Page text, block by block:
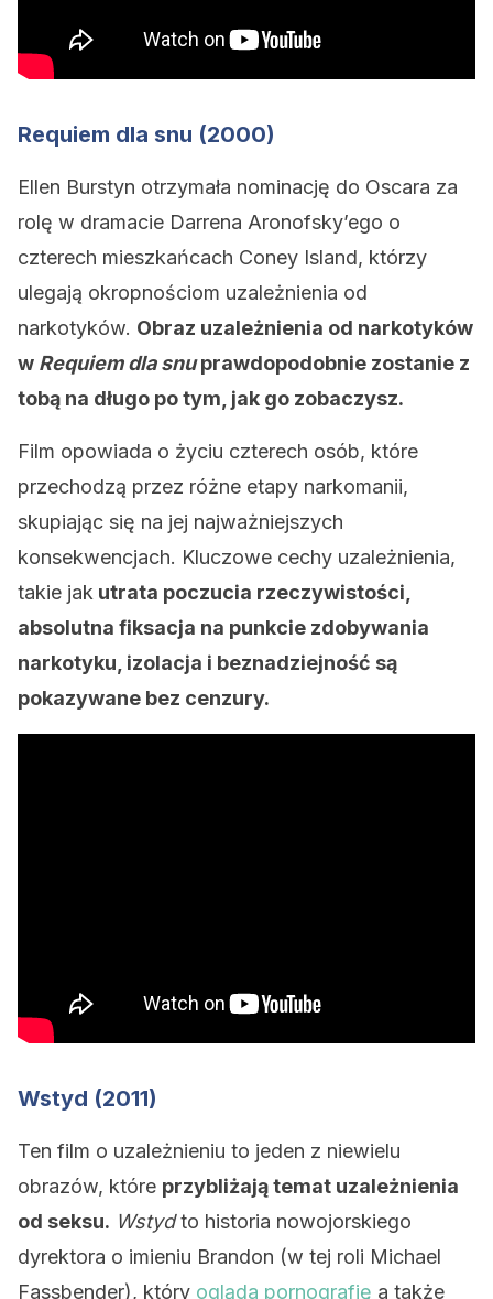
Requiem dla snu (2000)
Ellen Burstyn otrzymała nominację do Oscara za
rolę w dramacie Darrena Aronofsky’ego o
czterech mieszkańcach Coney Island, którzy
ulegają okropnościom uzależnienia od
narkotyków. Obraz uzależnienia od narkotyków
w Requiem dla snuprawdopodobnie zostanie z
tobą na długo po tym, jak go zobaczysz.
Film opowiada o życiu czterech osób, które
przechodzą przez różne etapy narkomanii,
skupiając się na jej najważniejszych
konsekwencjach. Kluczowe cechy uzależnienia,
takie jak utrata poczucia rzeczywistości,
absolutna fiksacja na punkcie zdobywania
narkotyku, izolacja i beznadziejność są
pokazywane bez cenzury.
Wstyd (2011)
Ten film o uzależnieniu to jeden z niewielu
obrazów, które przybliżają temat uzależnienia
od seksu. Wstydto historia nowojorskiego
dyrektora o imieniu Brandon (w tej roli Michael
Fassbender), który ogląda pornografię a także